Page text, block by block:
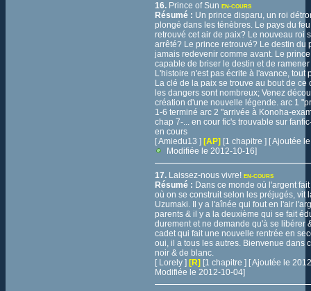
16. Prince of Sun EN-COURS
Résumé : Un prince disparu, un roi
plongé dans les ténèbres. Le pays du
retrouvé cet air de paix? Le nouveau roi
arrêté? Le prince retrouvé? Le destin du
jamais redevenir comme avant. Le
capable de briser le destin et de
L'histoire n'est pas écrite à l'avance, tout
La clé de la paix se trouve au bout de ce
les dangers sont nombreux; Venez
création d'une nouvelle légende. arc 1
1-6 terminé arc 2 "arrivée à Konoha-
chap 7-... en cour fic's trouvable sur
en cours
[ Amiedu13 ] [AP] [1 chapitre ] [ Ajoutée
Modifiée le 2012-10-16]
17. Laissez-nous vivre! EN-COURS
Résumé : Dans ce monde où l'argent
où on se construit selon les préjugés, vit
Uzumaki. Il y a l'aînée qui fout en l'air
parents & il y a la deuxième qui se fait
durement et ne demande qu'à se libérer
cadet qui fait une nouvelle rentrée en
oui, il a tous les autres. Bienvenue dans
noir & de blanc.
[ Lorely ] [R] [1 chapitre ] [ Ajoutée le
Modifiée le 2012-10-04]